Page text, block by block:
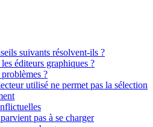
suivants résolvent-ils ?
éditeurs graphiques ?
?
utilisé ne permet pas la sélection
pas à se charger